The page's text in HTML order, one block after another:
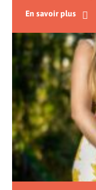
En savoir plus